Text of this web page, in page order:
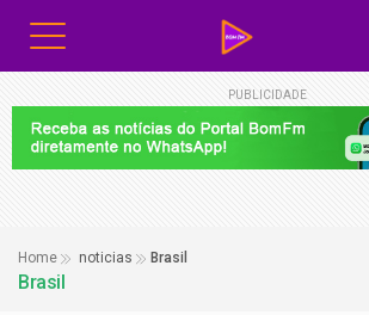
PUBLICIDADE
Home noticias Brasil
Brasil